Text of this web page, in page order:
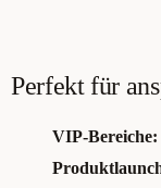
Perfekt für
VIP-Bereiche: